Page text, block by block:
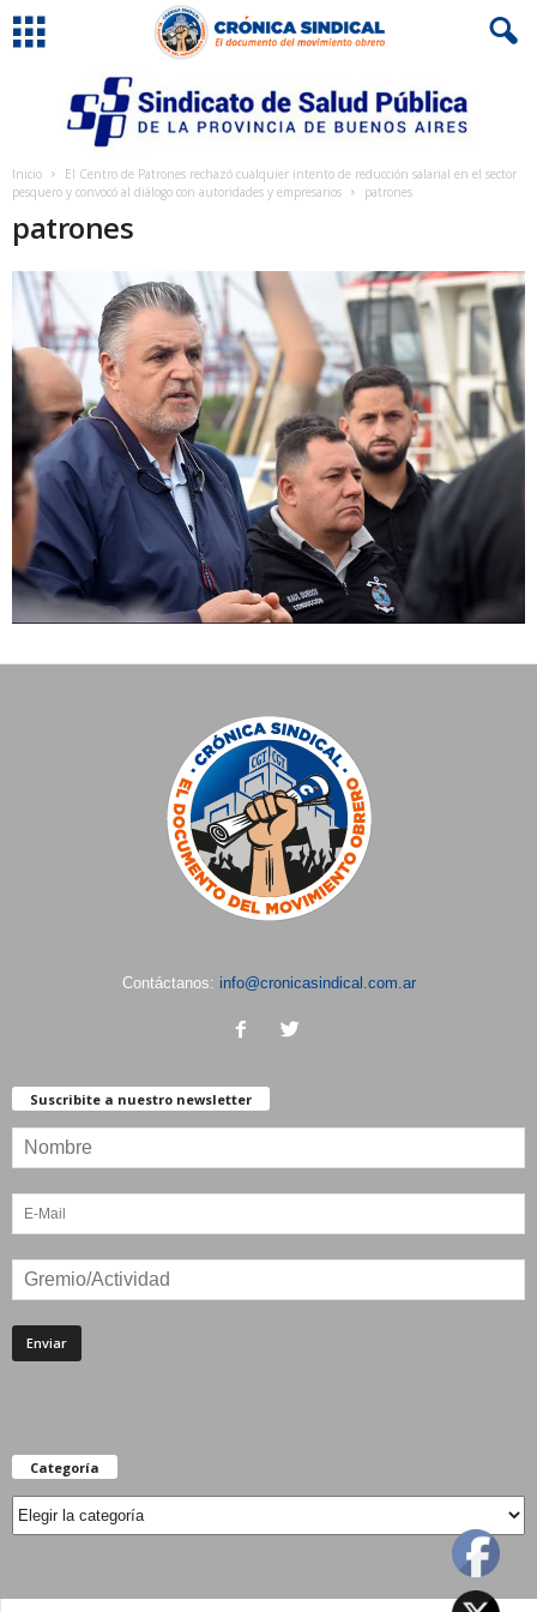
Inicio
El Centro de Patrones rechazó cualquier intento de reducción salarial en el sector
pesquero y convocó al diálogo con autoridades y empresarios
patrones
patrones
Contáctanos: info@cronicasindical.com.ar
Suscribite a nuestro newsletter
Categoría
Categoría